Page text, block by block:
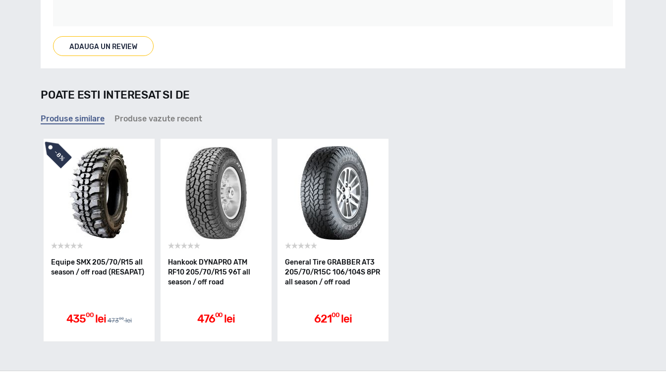
ADAUGA UN REVIEW
POATE ESTI INTERESAT SI DE
Produse similare Produse vazute recent
-
8%
Equipe SMX 205/70/R15 all
season / off road (RESAPAT)
43500 lei 47300 lei
Hankook DYNAPRO ATM
RF10 205/70/R15 96T all
season / off road
47600 lei
General Tire GRABBER AT3
205/70/R15C 106/104S 8PR
all season / off road
62100 lei